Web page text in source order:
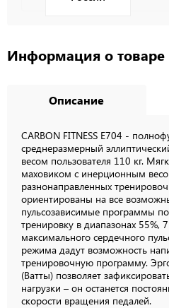
Информация о товаре
Описание
CARBON FITNESS E704 -
среднеразмерный
весом пользователя 110 кг.
маховиком с инерционным
разнонаправленных
ориентированы на все
пульсозависимые программы
тренировку в диапазонах 55%,
максимального сердечного
режима дадут возможность
тренировочную программу.
(Ватты) позволяет
нагрузки – он останется
скорости вращения педалей.